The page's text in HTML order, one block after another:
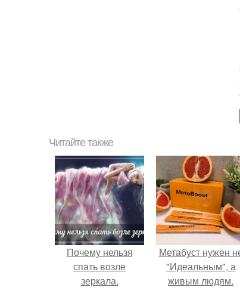
Читайте также
Почему нельзя
спать возле
зеркала.
Метабуст нужен
"Идеальным", а
живым людям.